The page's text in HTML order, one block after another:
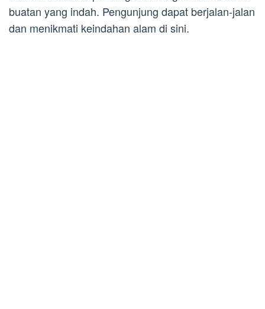
buatan yang indah. Pengunjung dapat berjalan-jalan
dan menikmati keindahan alam di sini.